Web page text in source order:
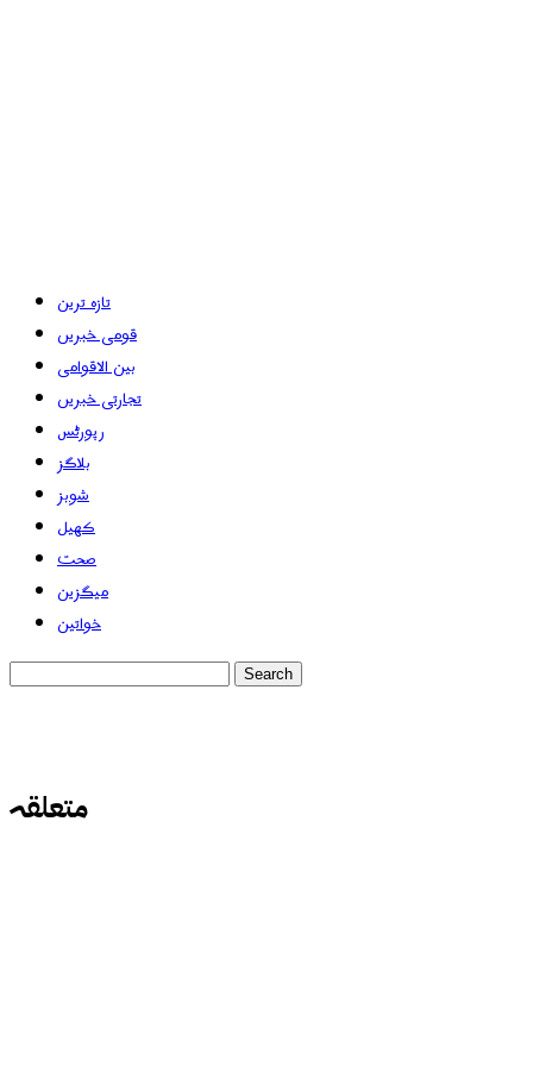
تازہ ترین
قومی خبریں
بین الاقوامی
تجارتی خبریں
رپورٹس
بلاگز
شوبز
کھیل
صحت
میگزین
خواتین
متعلقہ